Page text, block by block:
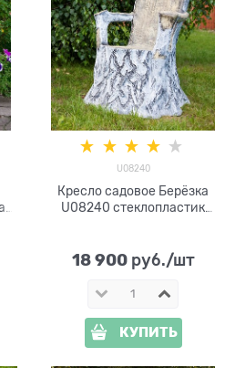
U08240
Кресло садовое Берёзка
U08240 стеклопластик
18 900 руб./шт
КУПИТЬ